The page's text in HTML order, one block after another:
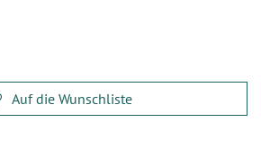
Auf die Wunschliste